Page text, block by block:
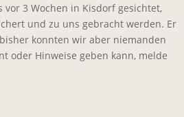
3 Wochen in Kisdorf gesichtet,
und zu uns gebracht werden. Er
konnten wir aber niemanden
oder Hinweise geben kann, melde